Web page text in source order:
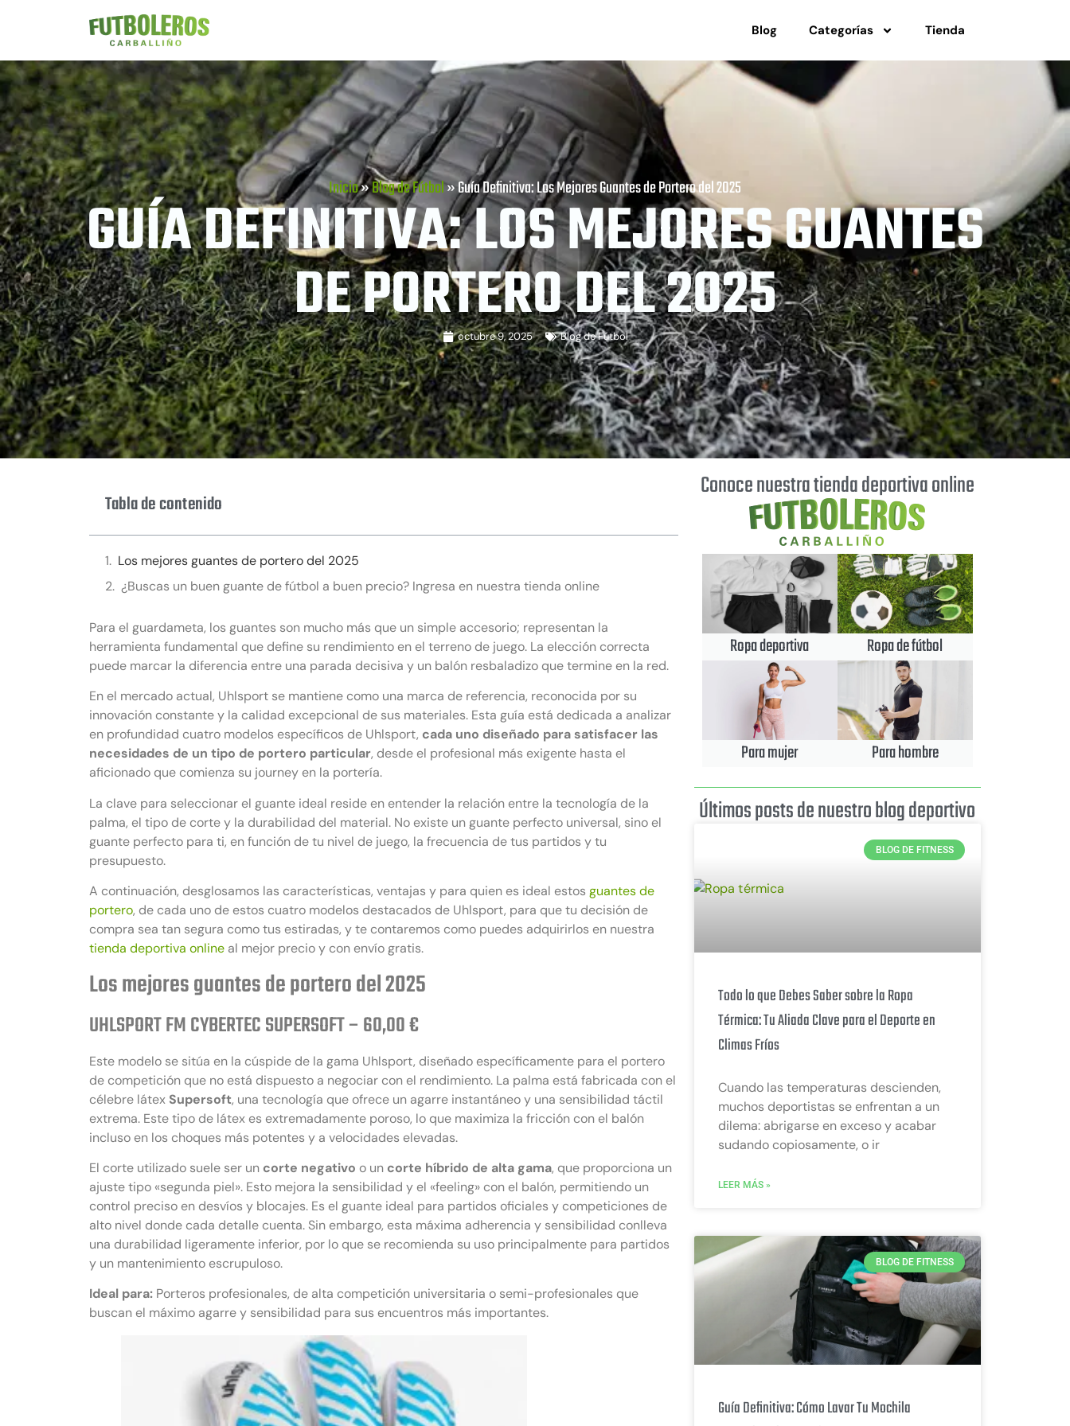
Blog Categorías Tienda
Inicio»Blog de Fútbol»Guía Definitiva: Los Mejores Guantes de Portero del 2025
GUÍA DEFINITIVA: LOS MEJORES GUANTES
DE PORTERO DEL 2025
octubre 9, 2025 Blog de Fútbol
Tabla de contenido
Los mejores guantes de portero del 2025
¿Buscas un buen guante de fútbol a buen precio? Ingresa en nuestra tienda online
Para el guardameta, los guantes son mucho más que un simple accesorio; representan la
herramienta fundamental que define su rendimiento en el terreno de juego. La elección correcta
puede marcar la diferencia entre una parada decisiva y un balón resbaladizo que termine en la red.
En el mercado actual, Uhlsport se mantiene como una marca de referencia, reconocida por su
innovación constante y la calidad excepcional de sus materiales. Esta guía está dedicada a analizar
en profundidad cuatro modelos específicos de Uhlsport, cada uno diseñado para satisfacer las
necesidades de un tipo de portero particular, desde el profesional más exigente hasta el
aficionado que comienza su journey en la portería.
La clave para seleccionar el guante ideal reside en entender la relación entre la tecnología de la
palma, el tipo de corte y la durabilidad del material. No existe un guante perfecto universal, sino el
guante perfecto para ti, en función de tu nivel de juego, la frecuencia de tus partidos y tu
presupuesto.
A continuación, desglosamos las características, ventajas y para quien es ideal estosguantes de
portero, de cada uno de estos cuatro modelos destacados de Uhlsport, para que tu decisión de
compra sea tan segura como tus estiradas, y te contaremos como puedes adquirirlos en nuestra
tienda deportiva online al mejor precio y con envío gratis.
Los mejores guantes de portero del 2025
UHLSPORT FM CYBERTEC SUPERSOFT – 60,00 €
Este modelo se sitúa en la cúspide de la gama Uhlsport, diseñado específicamente para el portero
de competición que no está dispuesto a negociar con el rendimiento. La palma está fabricada con el
célebre látex Supersoft, una tecnología que ofrece un agarre instantáneo y una sensibilidad táctil
extrema. Este tipo de látex es extremadamente poroso, lo que maximiza la fricción con el balón
incluso en los choques más potentes y a velocidades elevadas.
El corte utilizado suele ser un corte negativo o un corte híbrido de alta gama, que proporciona un
ajuste tipo «segunda piel». Esto mejora la sensibilidad y el «feeling» con el balón, permitiendo un
control preciso en desvíos y blocajes. Es el guante ideal para partidos oficiales y competiciones de
alto nivel donde cada detalle cuenta. Sin embargo, esta máxima adherencia y sensibilidad conlleva
una durabilidad ligeramente inferior, por lo que se recomienda su uso principalmente para partidos
y un mantenimiento escrupuloso.
Ideal para: Porteros profesionales, de alta competición universitaria o semi-profesionales que
buscan el máximo agarre y sensibilidad para sus encuentros más importantes.
Conoce nuestra tienda deportiva online
Ropa deportiva Ropa de fútbol
Para mujer Para hombre
Últimos posts de nuestro blog deportivo
BLOG DE FITNESS
Todo lo que Debes Saber sobre la Ropa
Térmica: Tu Aliada Clave para el Deporte en
Climas Fríos
Cuando las temperaturas descienden,
muchos deportistas se enfrentan a un
dilema: abrigarse en exceso y acabar
sudando copiosamente, o ir
LEER MÁS »
BLOG DE FITNESS
Guía Definitiva: Cómo Lavar Tu Mochila